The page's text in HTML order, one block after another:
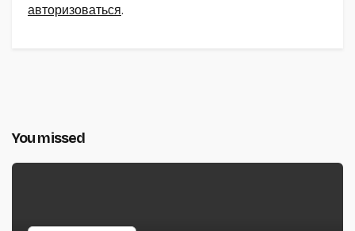
авторизоваться.
You missed